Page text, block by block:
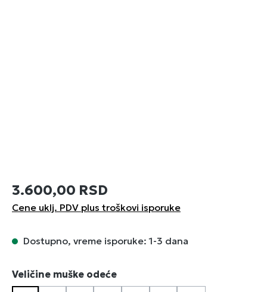
3.600,00 RSD
Cene uklj. PDV plus troškovi isporuke
Dostupno, vreme isporuke: 1-3 dana
Izaberi
Veličine muške odeće